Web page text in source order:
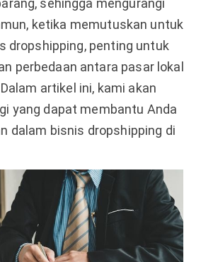
sehingga mengurangi
ketika memutuskan untuk
dropshipping, penting untuk
perbedaan antara pasar lokal
artikel ini, kami akan
yang dapat membantu Anda
dalam bisnis dropshipping di